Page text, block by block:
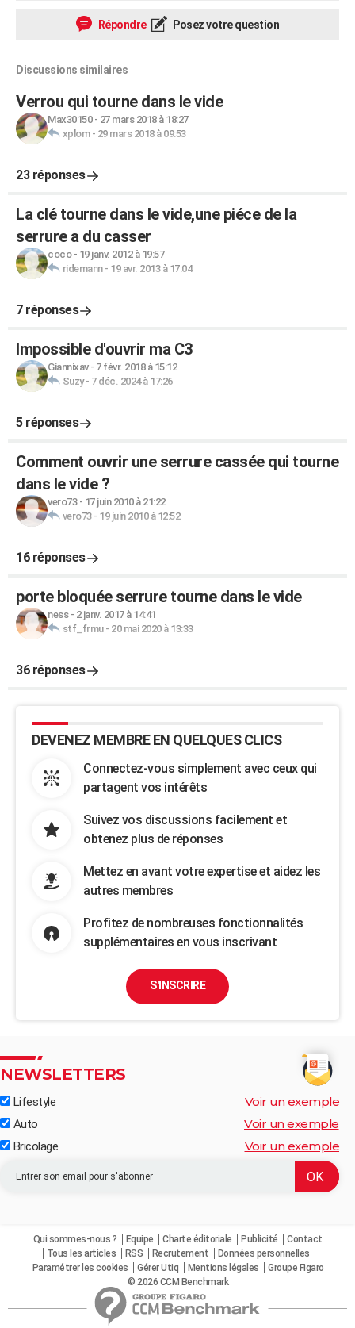
Répondre Posez votre question
Discussions similaires
Verrou qui tourne dans le vide
Max30150- 27 mars 2018 à 18:27
xplom- 29 mars 2018 à 09:53
23 réponses
La clé tourne dans le vide,une piéce de la
serrure a du casser
coco- 19 janv. 2012 à 19:57
ridemann- 19 avr. 2013 à 17:04
7 réponses
Impossible d'ouvrir ma C3
Giannixav- 7 févr. 2018 à 15:12
Suzy- 7 déc. 2024 à 17:26
5 réponses
Comment ouvrir une serrure cassée qui tourne
dans le vide ?
vero73- 17 juin 2010 à 21:22
vero73- 19 juin 2010 à 12:52
16 réponses
porte bloquée serrure tourne dans le vide
ness- 2 janv. 2017 à 14:41
stf_frmu- 20 mai 2020 à 13:33
36 réponses
DEVENEZ MEMBRE EN QUELQUES CLICS
Connectez-vous simplement avec ceux qui
partagent vos intérêts
Suivez vos discussions facilement et
obtenez plus de réponses
Mettez en avant votre expertise et aidez les
autres membres
Profitez de nombreuses fonctionnalités
supplémentaires en vous inscrivant
S'INSCRIRE
NEWSLETTERS
Lifestyle Voir un exemple
Auto Voir un exemple
Bricolage Voir un exemple
Qui sommes-nous ? Equipe Charte éditoriale Publicité
Contact
Tous les articles
RSS Recrutement
Données personnelles
Paramétrer les cookies
Gérer Utiq Mentions légales
Groupe Figaro
© 2026 CCM Benchmark